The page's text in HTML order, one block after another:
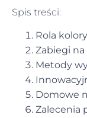
Spis treści:
Rola
Zabiegi
Metody
Domowe
Zalecenia